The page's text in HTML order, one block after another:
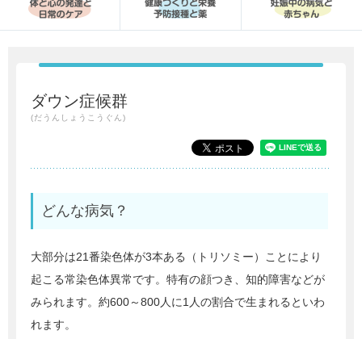
ダウン症候群
(だうんしょうこうぐん)
どんな病気？
大部分は21番染色体が3本ある（トリソミー）ことにより
起こる常染色体異常です。特有の顔つき、知的障害などが
みられます。約600～800人に1人の割合で生まれるといわ
れます。